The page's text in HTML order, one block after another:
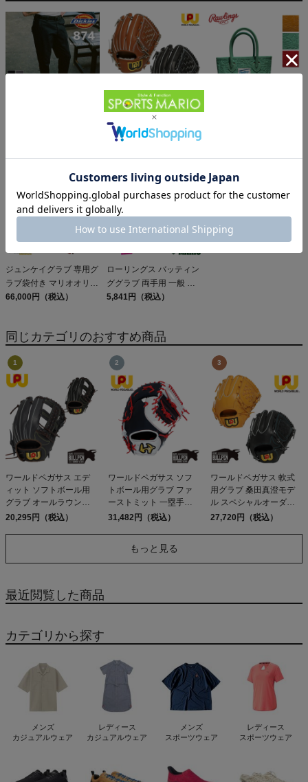
ト セール
ワールドペガサス グラン
ドペガサスTOP 硬式･軟
ー・内野手兼用 一般
2025年 野球 軟式 グロー
ベースボールマリオ
WORLD PEGASUS
GRAND
ジュンケイグラブ 専用グ
ラブ袋付き マリオオリジ
ナル 硬式用グラブ 内野
グローブ 限定 別注 高校
ボールマリオ JUNKEI-
GLOVE 28.7cm
66,000円（税込）
ローリングス バッティン
ググラブ 両手用 一般 US
サイズ 天然皮革 ゴート
ーブ 学生 草野球
5,841円（税込）
同じカテゴリのおすすめ商品
ワールドペガサス エデ
ィット ソフトボール用
グラブ オールラウンド
用 軟式使用可能 サイズ
20,295円（税込）
ワールドペガサス ソフ
トボール用グラブ ファ
ーストミット 一塁手用
捕手用 兼用 サイズ11 一
ソフトボール グローブ
ミット 学生 草野球 ベー
31,482円（税込）
ワールドペガサス 軟式
用グラブ 桑田真澄モデ
ル スペシャルオーダー
ピッチャー・内野手兼用
ルラウンド 学生 草野球
GRAND DEVIL MK
27,720円（税込）
もっと見る
最近閲覧した商品
カテゴリから探す
メンズ
カジュアルウェア
レディース
カジュアルウェア
メンズ
スポーツウェア
レディース
スポーツウェア